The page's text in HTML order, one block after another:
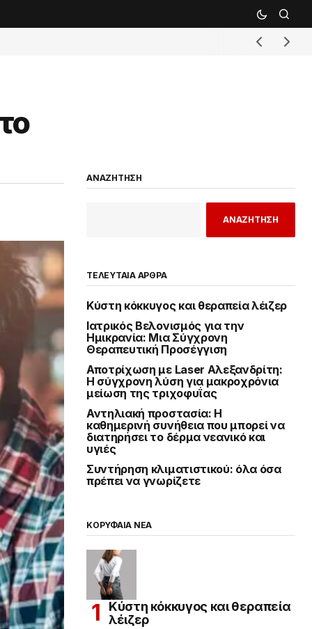
ΑΝΑΖΗΤΗΣΗ
ΑΝΑΖΗΤΗΣΗ
ΤΕΛΕΥΤΑΙΑ ΑΡΘΡΑ
Κύστη κόκκυγος και θεραπεία λέιζερ
Ιατρικός Βελονισμός για την
Ημικρανία: Μια Σύγχρονη
Θεραπευτική Προσέγγιση
Αποτρίχωση με Laser Αλεξανδρίτη:
Η σύγχρονη λύση για μακροχρόνια
μείωση της τριχοφυΐας
Αντηλιακή προστασία: Η
καθημερινή συνήθεια που μπορεί να
διατηρήσει το δέρμα νεανικό και
υγιές
Συντήρηση κλιματιστικού: όλα όσα
πρέπει να γνωρίζετε
ΚΟΡΥΦΑΙΑ ΝΕΑ
Κύστη κόκκυγος και θεραπεία
λέιζερ